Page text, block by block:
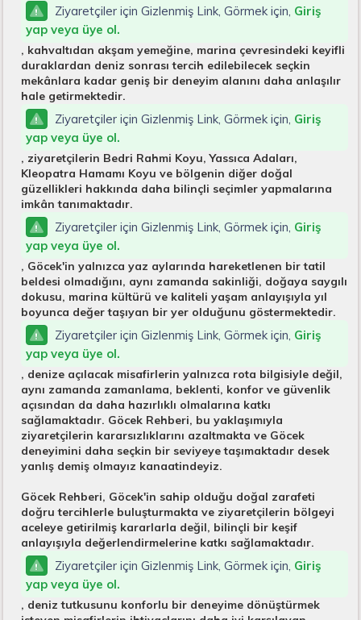
Ziyaretçiler için Gizlenmiş Link, Görmek için, Giriş
yap veya üye ol.
, kahvaltıdan akşam yemeğine, marina çevresindeki keyifli
duraklardan deniz sonrası tercih edilebilecek seçkin
mekânlara kadar geniş bir deneyim alanını daha anlaşılır
hale getirmektedir.
Ziyaretçiler için Gizlenmiş Link, Görmek için, Giriş
yap veya üye ol.
, ziyaretçilerin Bedri Rahmi Koyu, Yassıca Adaları,
Kleopatra Hamamı Koyu ve bölgenin diğer doğal
güzellikleri hakkında daha bilinçli seçimler yapmalarına
imkân tanımaktadır.
Ziyaretçiler için Gizlenmiş Link, Görmek için, Giriş
yap veya üye ol.
, Göcek'in yalnızca yaz aylarında hareketlenen bir tatil
beldesi olmadığını, aynı zamanda sakinliği, doğaya saygılı
dokusu, marina kültürü ve kaliteli yaşam anlayışıyla yıl
boyunca değer taşıyan bir yer olduğunu göstermektedir.
Ziyaretçiler için Gizlenmiş Link, Görmek için, Giriş
yap veya üye ol.
, denize açılacak misafirlerin yalnızca rota bilgisiyle değil,
aynı zamanda zamanlama, beklenti, konfor ve güvenlik
açısından da daha hazırlıklı olmalarına katkı
sağlamaktadır. Göcek Rehberi, bu yaklaşımıyla
ziyaretçilerin kararsızlıklarını azaltmakta ve Göcek
deneyimini daha seçkin bir seviyeye taşımaktadır desek
yanlış demiş olmayız kanaatindeyiz.
Göcek Rehberi, Göcek'in sahip olduğu doğal zarafeti
doğru tercihlerle buluşturmakta ve ziyaretçilerin bölgeyi
aceleye getirilmiş kararlarla değil, bilinçli bir keşif
anlayışıyla değerlendirmelerine katkı sağlamaktadır.
Ziyaretçiler için Gizlenmiş Link, Görmek için, Giriş
yap veya üye ol.
, deniz tutkusunu konforlu bir deneyime dönüştürmek